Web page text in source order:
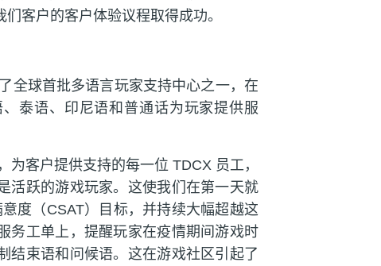
客户的客户体验议程取得成功。
全球首批多语言玩家支持中心之一，在
泰语、印尼语和普通话为玩家提供服
为客户提供支持的每一位 TDCX 员工，
活跃的游戏玩家。这使我们在第一天就
度（CSAT）目标，并持续大幅超越这
务工单上，提醒玩家在疫情期间游戏时
结束语和问候语。这在游戏社区引起了